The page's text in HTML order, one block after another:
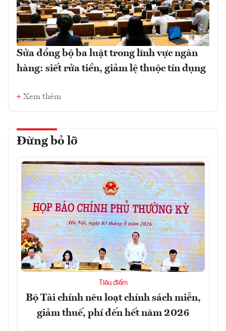
Sửa đồng bộ ba luật trong lĩnh vực ngân
hàng: siết rửa tiền, giảm lệ thuộc tín dụng
Xem thêm
Đừng bỏ lỡ
Tiêu điểm
Bộ Tài chính nêu loạt chính sách miễn,
giảm thuế, phí đến hết năm 2026